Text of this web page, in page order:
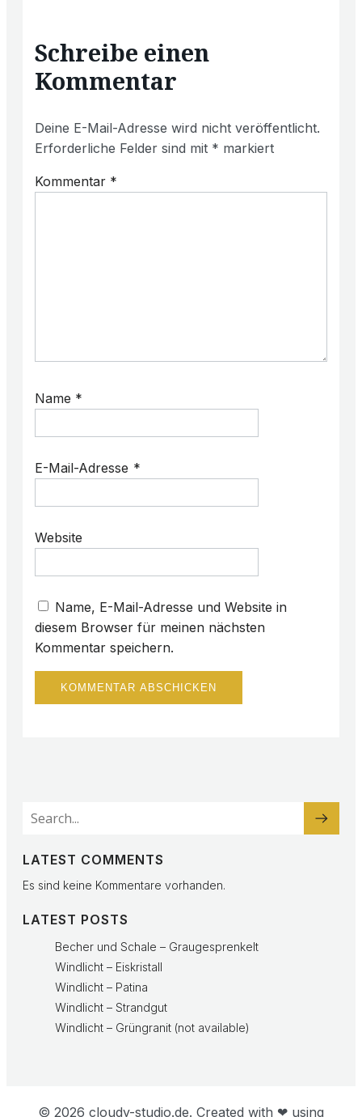
Schreibe einen
Kommentar
Deine E-Mail-Adresse wird nicht veröffentlicht.
Erforderliche Felder sind mit * markiert
Kommentar *
Name *
E-Mail-Adresse *
Website
Name, E-Mail-Adresse und Website in
diesem Browser für meinen nächsten
Kommentar speichern.
LATEST COMMENTS
Es sind keine Kommentare vorhanden.
LATEST POSTS
Becher und Schale – Graugesprenkelt
Windlicht – Eiskristall
Windlicht – Patina
Windlicht – Strandgut
Windlicht – Grüngranit (not available)
© 2026 cloudy-studio.de. Created with ❤ using